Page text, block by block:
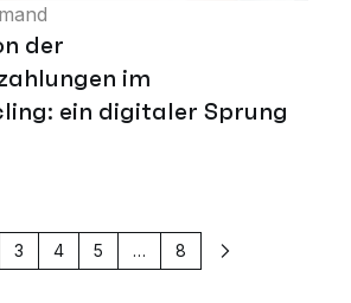
der
im
ein digitaler Sprung
3 4 5 … 8 Weiter